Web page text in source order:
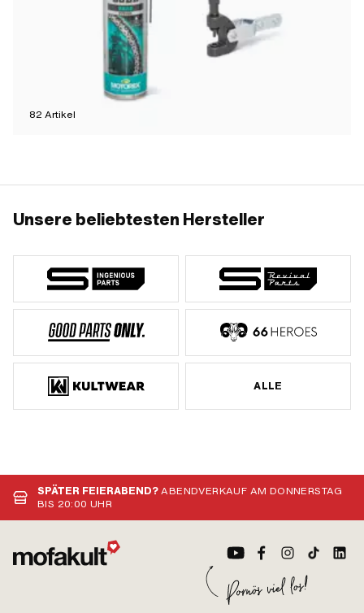
82 Artikel
Unsere beliebtesten Hersteller
ALLE
SPÄTER FEIERABEND?ABENDVERKAUF AM DONNERSTAG
BIS 20:00 UHR